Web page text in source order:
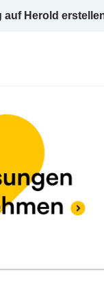
auf Herold
Edelbrände &
Fuschl am